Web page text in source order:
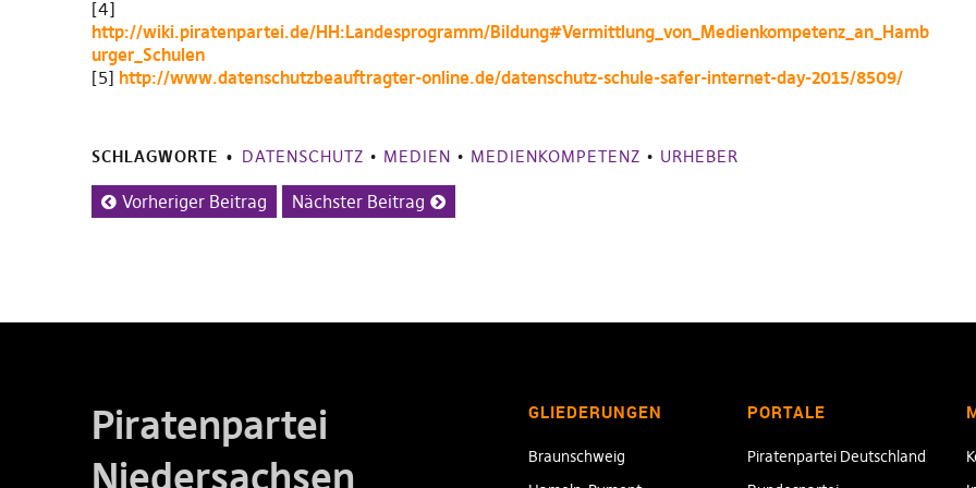
[4]
http://wiki.piratenpartei.de/HH:Landesprogramm/Bildung#Vermittlung_von_Medienkompetenz_an_Hamb
urger_Schulen
[5] http://www.datenschutzbeauftragter-online.de/datenschutz-schule-safer-internet-day-2015/8509/
SCHLAGWORTE DATENSCHUTZ • MEDIEN • MEDIENKOMPETENZ • URHEBER
Vorheriger Beitrag Nächster Beitrag
Piratenpartei
Niedersachsen
GLIEDERUNGEN
Braunschweig
PORTALE
Piratenpartei Deutschland